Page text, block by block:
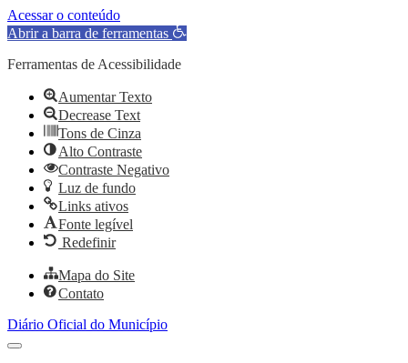
Acessar o conteúdo
Abrir a barra de ferramentas
Ferramentas de Acessibilidade
Aumentar Texto
Decrease Text
Tons de Cinza
Alto Contraste
Contraste Negativo
Luz de fundo
Links ativos
Fonte legível
Redefinir
Mapa do Site
Contato
Diário Oficial do Município